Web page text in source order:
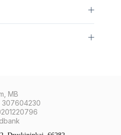
MB
307604230